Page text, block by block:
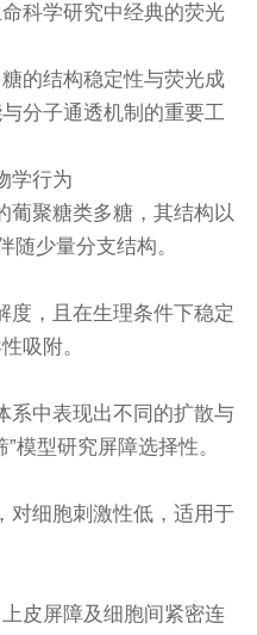
科学研究中经典的荧光
的结构稳定性与荧光成
分子通透机制的重要工
学行为
葡聚糖类多糖，其结构以
随少量分支结构。
度，且在生理条件下稳定
吸附。
系中表现出不同的扩散与
模型研究屏障选择性。
对细胞刺激性低，适用于
皮屏障及细胞间紧密连